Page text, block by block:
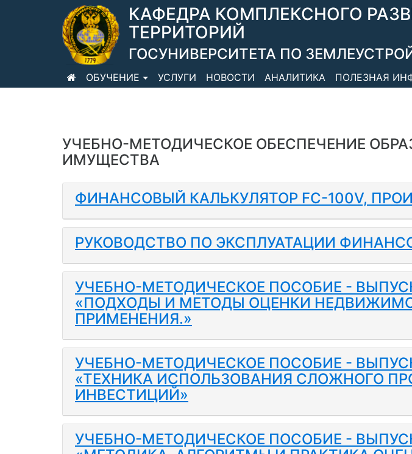
КАФЕДРА КОМПЛЕКСНОГО
ТЕРРИТОРИЙ
ГОСУНИВЕРСИТЕТА ПО
ОБУЧЕНИЕ УСЛУГИ НОВОСТИ АНАЛИТИКА ПОЛЕЗНАЯ
УЧЕБНО-МЕТОДИЧЕСКОЕ ОБЕСПЕЧЕНИЕ
ИМУЩЕСТВА
ФИНАНСОВЫЙ КАЛЬКУЛЯТОР FC-100V,
РУКОВОДСТВО ПО ЭКСПЛУАТАЦИИ
УЧЕБНО-МЕТОДИЧЕСКОЕ ПОСОБИЕ -
«ПОДХОДЫ И МЕТОДЫ ОЦЕНКИ
ПРИМЕНЕНИЯ.»
УЧЕБНО-МЕТОДИЧЕСКОЕ ПОСОБИЕ -
«ТЕХНИКА ИСПОЛЬЗОВАНИЯ СЛОЖНОГО
ИНВЕСТИЦИЙ»
УЧЕБНО-МЕТОДИЧЕСКОЕ ПОСОБИЕ -